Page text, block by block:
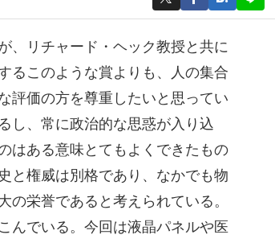
、リチャード・ヘック教授と共に
るこのような賞よりも、人の集合
評価の方を尊重したいと思ってい
し、常に政治的な思惑が入り込
はある意味とてもよくできたもの
と権威は別格であり、なかでも物
栄誉であると考えられている。
んでいる。今回は液晶パネルや医